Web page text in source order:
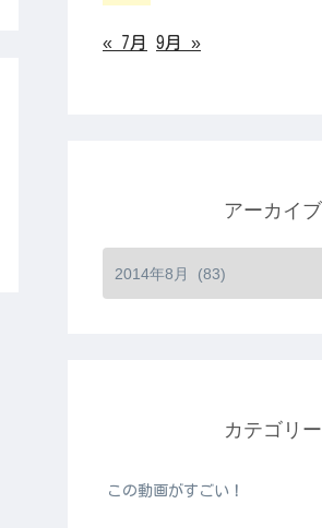
« 7月 9月 »
アーカイブ
カテゴリー
この動画がすごい！